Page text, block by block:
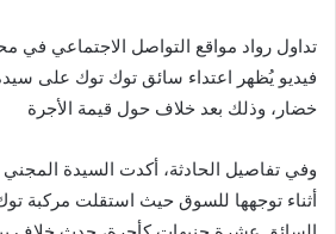
تداول رواد مواقع التواصل الاجتماعي في
فيديو يُظهر اعتداء سائق توك توك على
خضار، وذلك بعد خلاف حول قيمة الأجرة
وفي تفاصيل الحادثة، أكدت السيدة المجني
أثناء توجهها للسوق حيث استقلت مركبة